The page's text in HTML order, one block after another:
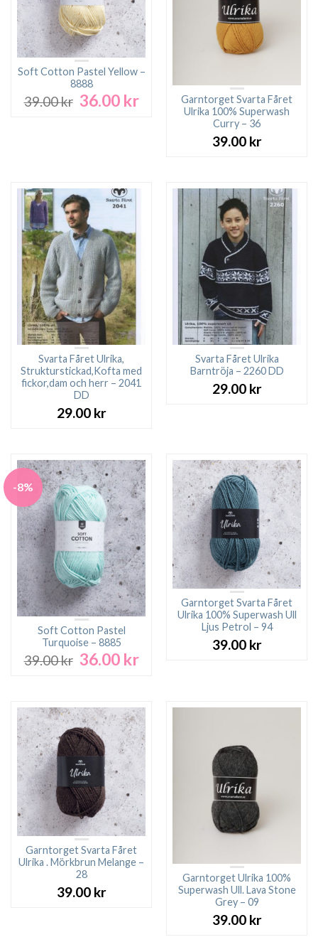
Soft Cotton Pastel Yellow –
8888
39.00kr Det
36.00 krDet
nuvarande
Garntorget Svarta Fåret
Ulrika 100% Superwash
Curry – 36
39.00 kr
Svarta Fåret Ulrika,
Strukturstickad,Kofta med
fickor,dam och herr – 2041
DD
29.00 kr
Svarta Fåret Ulrika
Barntröja – 2260 DD
29.00 kr
-8%
Soft Cotton Pastel
Turquoise – 8885
39.00kr Det
39.00 kr.
36.00 krDet
36.00 kr.
Garntorget Svarta Fåret
Ulrika 100% Superwash Ull
Ljus Petrol – 94
39.00 kr
Garntorget Svarta Fåret
Ulrika . Mörkbrun Melange –
28
39.00 kr
Garntorget Ulrika 100%
Superwash Ull. Lava Stone
Grey – 09
39.00 kr